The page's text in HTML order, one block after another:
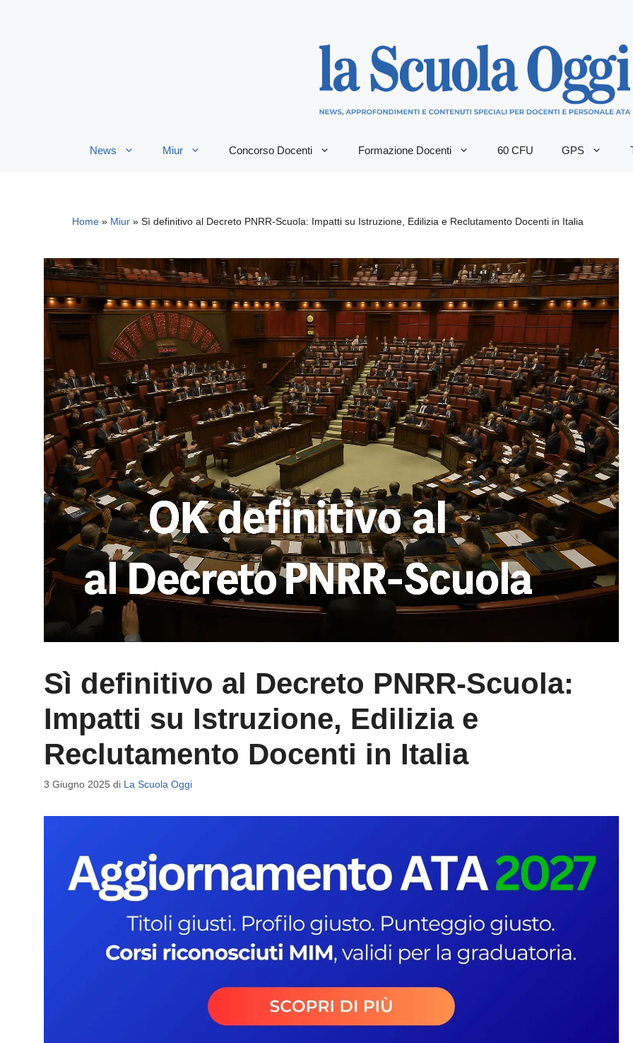
News Miur Concorso Docenti Formazione Docenti 60 CFU GPS
Home » Miur » Sì definitivo al Decreto PNRR-Scuola: Impatti su Istruzione, Edilizia e Reclutamento Docenti in Italia
Sì definitivo al Decreto PNRR-Scuola:
Impatti su Istruzione, Edilizia e
Reclutamento Docenti in Italia
3 Giugno 2025 di La Scuola Oggi